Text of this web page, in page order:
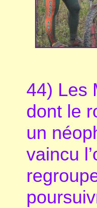
44) Les
dont le
un
vaincu